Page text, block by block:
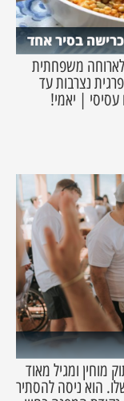
בסיר אחד
לארוחה משפחתית
נצרבות עד
| יאמי!
שיתוק מוחין ומגיל מאוד
הוא ניסה להסתיר